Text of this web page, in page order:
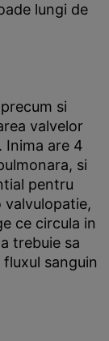
lungi de
si
valvelor
Inima are 4
si
pentru
valvulopatie,
ce circula in
trebuie sa
sanguin